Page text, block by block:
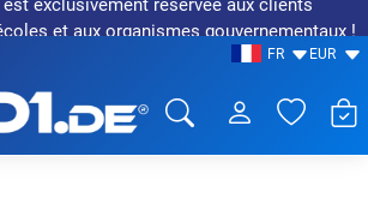
exclusivement réservée aux clients
et aux organismes gouvernementaux !
FR EUR